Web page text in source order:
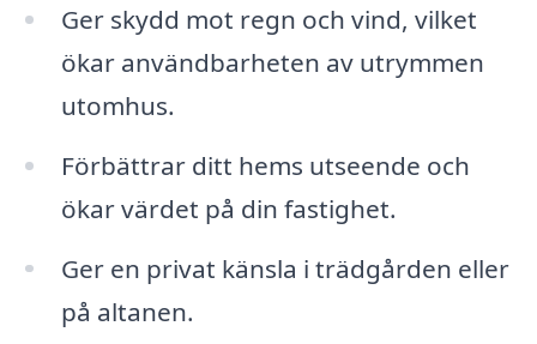
Ger skydd mot regn och vind, vilket
ökar användbarheten av utrymmen
utomhus.
Förbättrar ditt hems utseende och
ökar värdet på din fastighet.
Ger en privat känsla i trädgården eller
på altanen.